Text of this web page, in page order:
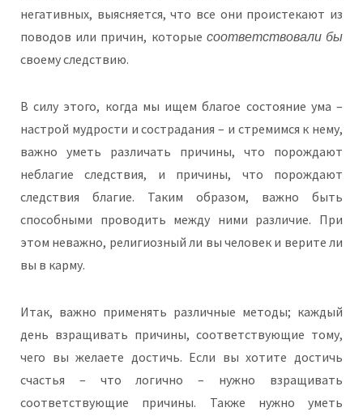
негативных, выясняется, что все они проистекают из
поводов или причин, которые соответствовали бы
своему следствию.
В силу этого, когда мы ищем благое состояние ума –
настрой мудрости и сострадания – и стремимся к нему,
важно уметь различать причины, что порождают
неблагие следствия, и причины, что порождают
следствия благие. Таким образом, важно быть
способными проводить между ними различие. При
этом неважно, религиозный ли вы человек и верите ли
вы в карму.
Итак, важно применять различные методы; каждый
день взращивать причины, соответствующие тому,
чего вы желаете достичь. Если вы хотите достичь
счастья – что логично – нужно взращивать
соответствующие причины. Также нужно уметь